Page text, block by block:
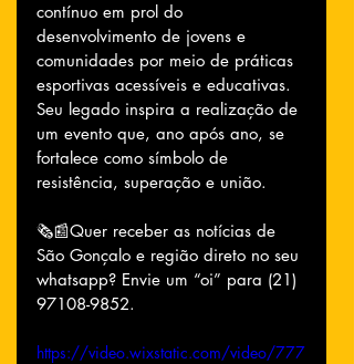
contínuo em prol do
desenvolvimento de jovens e
comunidades por meio de práticas
esportivas acessíveis e educativas.
Seu legado inspira a realização de
um evento que, ano após ano, se
fortalece como símbolo de
resistência, superação e união.
🗞📰Quer receber as notícias de
São Gonçalo e região direto no seu
whatsapp? Envie um “oi” para (21)
97108-9852.
https://video.wixstatic.com/video/777